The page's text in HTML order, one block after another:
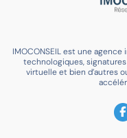
IMOCONSEIL est une
technologiques,
virtuelle et bien d’autres